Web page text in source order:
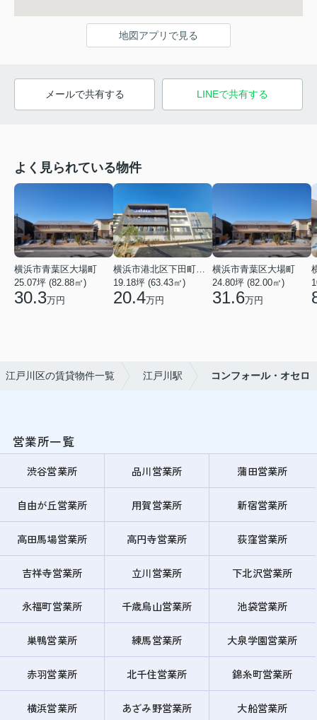
地図アプリで見る
メールで共有する LINEで共有する
よく見られている物件
横浜市青葉区大場町
25.07坪 (82.88㎡)
30.3万円
19.18坪 (63.43㎡)
20.4万円
横浜市青葉区大場町
24.80坪 (82.00㎡)
31.6万円
江戸川区の賃貸物件一覧 江戸川駅 コンフォール・オセロ
営業所一覧
渋谷営業所 品川営業所 蒲田営業所
自由が丘営業所 用賀営業所 新宿営業所
高田馬場営業所 高円寺営業所 荻窪営業所
吉祥寺営業所 立川営業所 下北沢営業所
永福町営業所 千歳烏山営業所 池袋営業所
巣鴨営業所 練馬営業所 大泉学園営業所
赤羽営業所 北千住営業所 錦糸町営業所
横浜営業所 あざみ野営業所 大船営業所